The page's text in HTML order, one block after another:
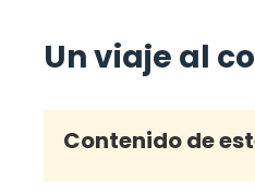
Un viaje al
Contenido de